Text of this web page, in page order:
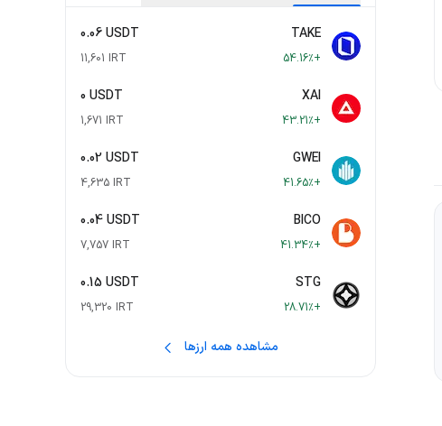
TAKE
0.06 USDT
+54.16٪ 11,601 IRT
XAI
0 USDT
+43.21٪ 1,671 IRT
GWEI
0.02 USDT
+41.65٪ 4,635 IRT
BICO
0.04 USDT
+41.34٪ 7,757 IRT
STG
0.15 USDT
+28.71٪ 29,320 IRT
مشاهده همه ارزها